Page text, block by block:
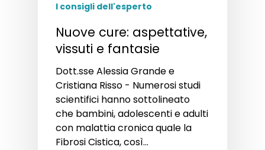
I consigli dell'esperto
Nuove cure: aspettative,
vissuti e fantasie
Dott.sse Alessia Grande e
Cristiana Risso - Numerosi studi
scientifici hanno sottolineato
che bambini, adolescenti e adulti
con malattia cronica quale la
Fibrosi Cistica, così…